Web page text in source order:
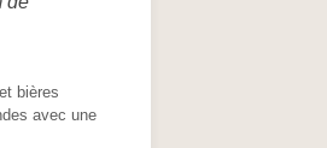
bières
avec une